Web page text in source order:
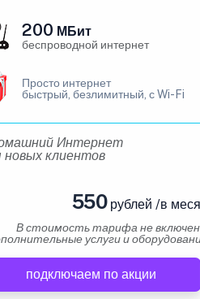
200 МБит
беспроводной интернет
Просто интернет
быстрый, безлимитный, с Wi-Fi
Интернет
новых клиентов
550рублей /в
В стоимость тарифа не
услуги и
подключаем по акции